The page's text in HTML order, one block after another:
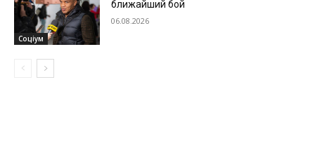
Соціум
ближайший бой
06.08.2026